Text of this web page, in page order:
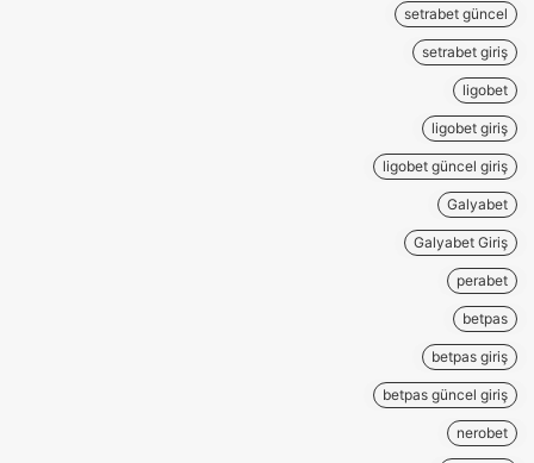
setrabet güncel
setrabet giriş
ligobet
ligobet giriş
ligobet güncel giriş
Galyabet
Galyabet Giriş
perabet
betpas
betpas giriş
betpas güncel giriş
nerobet